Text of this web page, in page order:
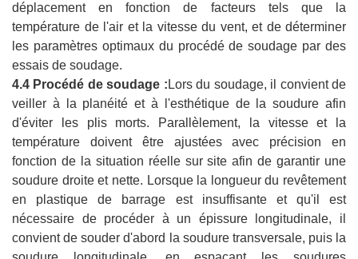
déplacement en fonction de facteurs tels que la
température de l'air et la vitesse du vent, et de déterminer
les paramètres optimaux du procédé de soudage par des
essais de soudage.
4.4 Procédé de soudage : Lors du soudage, il convient de
veiller à la planéité et à l'esthétique de la soudure afin
d'éviter les plis morts. Parallèlement, la vitesse et la
température doivent être ajustées avec précision en
fonction de la situation réelle sur site afin de garantir une
soudure droite et nette. Lorsque la longueur du revêtement
en plastique de barrage est insuffisante et qu'il est
nécessaire de procéder à un épissure longitudinale, il
convient de souder d'abord la soudure transversale, puis la